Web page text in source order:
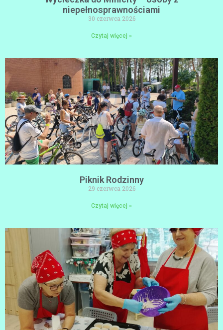
niepełnosprawnościami
30 czerwca 2026
Czytaj więcej »
Piknik Rodzinny
29 czerwca 2026
Czytaj więcej »